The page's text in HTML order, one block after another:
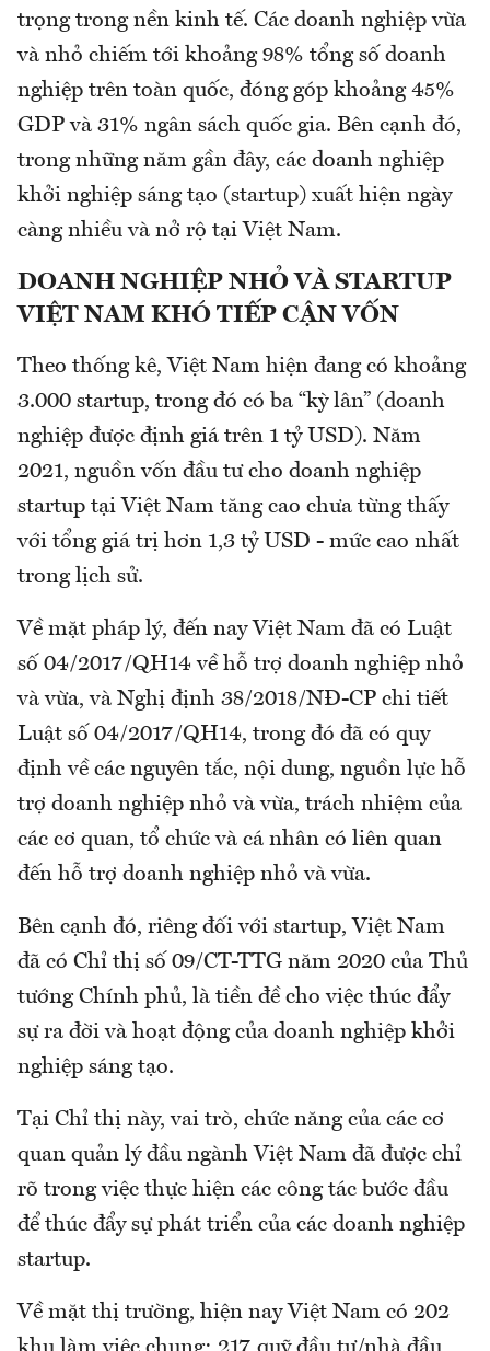
trọng trong nền kinh tế. Các doanh nghiệp vừa
và nhỏ chiếm tới khoảng 98% tổng số doanh
nghiệp trên toàn quốc, đóng góp khoảng 45%
GDP và 31% ngân sách quốc gia. Bên cạnh đó,
trong những năm gần đây, các doanh nghiệp
khởi nghiệp sáng tạo (startup) xuất hiện ngày
càng nhiều và nở rộ tại Việt Nam.
DOANH NGHIỆP NHỎ VÀ STARTUP
VIỆT NAM KHÓ TIẾP CẬN VỐN
Theo thống kê, Việt Nam hiện đang có khoảng
3.000 startup, trong đó có ba “kỳ lân” (doanh
nghiệp được định giá trên 1 tỷ USD). Năm
2021, nguồn vốn đầu tư cho doanh nghiệp
startup tại Việt Nam tăng cao chưa từng thấy
với tổng giá trị hơn 1,3 tỷ USD - mức cao nhất
trong lịch sử.
Về mặt pháp lý, đến nay Việt Nam đã có Luật
số 04/2017/QH14 về hỗ trợ doanh nghiệp nhỏ
và vừa, và Nghị định 38/2018/NĐ-CP chi tiết
Luật số 04/2017/QH14, trong đó đã có quy
định về các nguyên tắc, nội dung, nguồn lực hỗ
trợ doanh nghiệp nhỏ và vừa, trách nhiệm của
các cơ quan, tổ chức và cá nhân có liên quan
đến hỗ trợ doanh nghiệp nhỏ và vừa.
Bên cạnh đó, riêng đối với startup, Việt Nam
đã có Chỉ thị số 09/CT-TTG năm 2020 của Thủ
tướng Chính phủ, là tiền đề cho việc thúc đẩy
sự ra đời và hoạt động của doanh nghiệp khởi
nghiệp sáng tạo.
Tại Chỉ thị này, vai trò, chức năng của các cơ
quan quản lý đầu ngành Việt Nam đã được chỉ
rõ trong việc thực hiện các công tác bước đầu
để thúc đẩy sự phát triển của các doanh nghiệp
startup.
Về mặt thị trường, hiện nay Việt Nam có 202